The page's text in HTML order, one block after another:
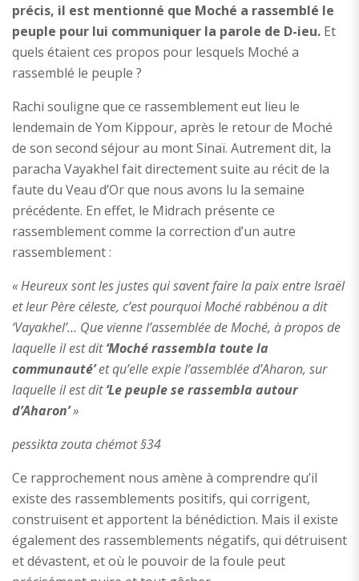
précis, il est mentionné que Moché a rassemblé le
peuple pour lui communiquer la parole de D-ieu. Et
quels étaient ces propos pour lesquels Moché a
rassemblé le peuple ?
Rachi souligne que ce rassemblement eut lieu le
lendemain de Yom Kippour, après le retour de Moché
de son second séjour au mont Sinaï. Autrement dit, la
paracha Vayakhel fait directement suite au récit de la
faute du Veau d’Or que nous avons lu la semaine
précédente. En effet, le Midrach présente ce
rassemblement comme la correction d’un autre
rassemblement :
« Heureux sont les justes qui savent faire la paix entre Israël
et leur Père céleste, c’est pourquoi Moché rabbénou a dit
‘Vayakhel’… Que vienne l’assemblée de Moché, à propos de
laquelle il est dit‘Moché rassembla toute la
communauté’et qu’elle expie l’assemblée d’Aharon, sur
laquelle il est dit‘Le peuple se rassembla autour
d’Aharon’»
pessikta zouta chémot §34
Ce rapprochement nous amène à comprendre qu’il
existe des rassemblements positifs, qui corrigent,
construisent et apportent la bénédiction. Mais il existe
également des rassemblements négatifs, qui détruisent
et dévastent, et où le pouvoir de la foule peut